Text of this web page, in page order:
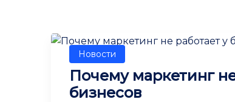
Новости
Почему маркетинг
бизнесов